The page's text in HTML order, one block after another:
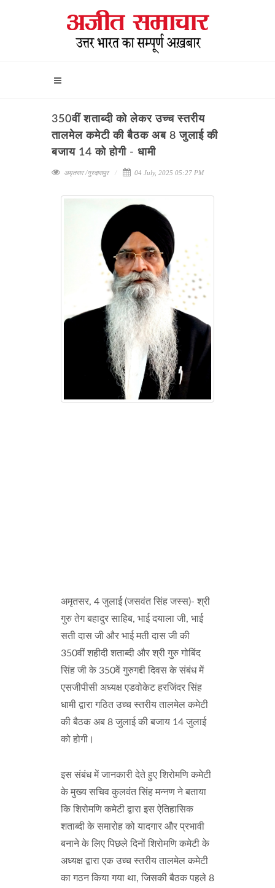
350वीं शताब्दी को लेकर उच्च स्तरीय
तालमेल कमेटी की बैठक अब 8 जुलाई की
बजाय 14 को होगी - धामी
अमृतसर /गुरदासपुर 04 July, 2025 05:27 PM
अमृतसर, 4 जुलाई (जसवंत सिंह जस्स)- श्री
गुरु तेग बहादुर साहिब, भाई दयाला जी, भाई
सती दास जी और भाई मती दास जी की
350वीं शहीदी शताब्दी और श्री गुरु गोबिंद
सिंह जी के 350वें गुरुगद्दी दिवस के संबंध में
एसजीपीसी अध्यक्ष एडवोकेट हरजिंदर सिंह
धामी द्वारा गठित उच्च स्तरीय तालमेल कमेटी
की बैठक अब 8 जुलाई की बजाय 14 जुलाई
को होगी।
इस संबंध में जानकारी देते हुए शिरोमणि कमेटी
के मुख्य सचिव कुलवंत सिंह मन्नण ने बताया
कि शिरोमणि कमेटी द्वारा इस ऐतिहासिक
शताब्दी के समारोह को यादगार और प्रभावी
बनाने के लिए पिछले दिनों शिरोमणि कमेटी के
अध्यक्ष द्वारा एक उच्च स्तरीय तालमेल कमेटी
का गठन किया गया था, जिसकी बैठक पहले 8